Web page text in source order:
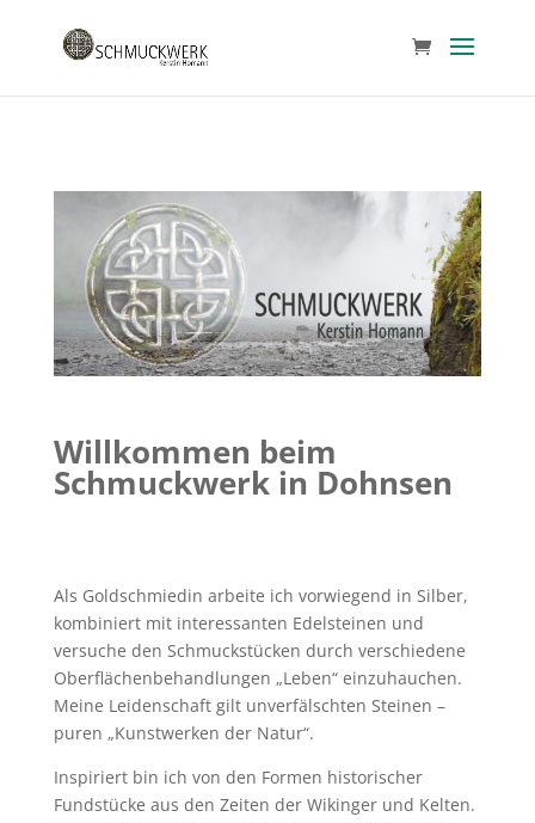
Willkommen beim
Schmuckwerk in Dohnsen
Als Goldschmiedin arbeite ich vorwiegend in Silber,
kombiniert mit interessanten Edelsteinen und
versuche den Schmuckstücken durch verschiedene
Oberflächenbehandlungen „Leben“ einzuhauchen.
Meine Leidenschaft gilt unverfälschten Steinen –
puren „Kunstwerken der Natur“.
Inspiriert bin ich von den Formen historischer
Fundstücke aus den Zeiten der Wikinger und Kelten.